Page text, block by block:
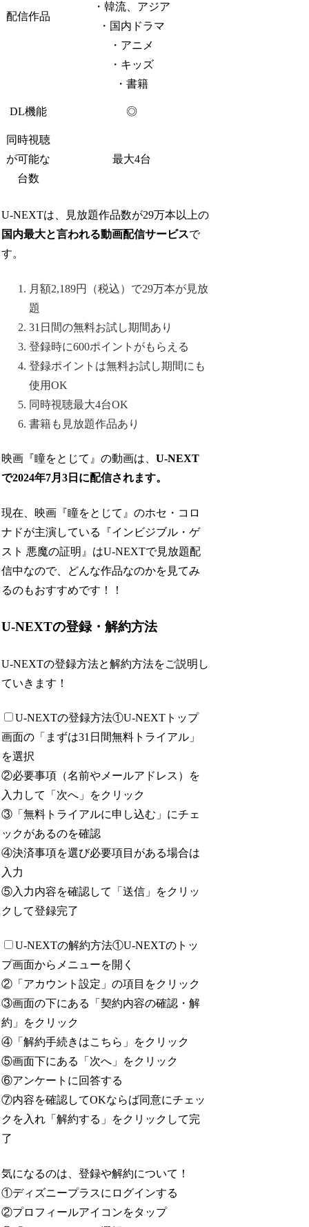
配信作品
・韓流、アジア
・国内ドラマ
・アニメ
・キッズ
・書籍
DL機能 ◎
同時視聴
が可能な
台数
最大4台
U-NEXTは、見放題作品数が29万本以上の
国内最大と言われる動画配信サービスで
す。
月額2,189円（税込）で29万本が見放
題
31日間の無料お試し期間あり
登録時に600ポイントがもらえる
登録ポイントは無料お試し期間にも
使用OK
同時視聴最大4台OK
書籍も見放題作品あり
映画『瞳をとじて』の動画は、U-NEXT
で2024年7月3日に配信されます。
現在、映画『瞳をとじて』のホセ・コロ
ナドが主演している『インビジブル・ゲ
スト 悪魔の証明』はU-NEXTで見放題配
信中なので、どんな作品なのかを見てみ
るのもおすすめです！！
U-NEXTの登録・解約方法
U-NEXTの登録方法と解約方法をご説明し
ていきます！
U-NEXTの登録方法①U-NEXTトップ
画面の「まずは31日間無料トライアル」
を選択
②必要事項（名前やメールアドレス）を
入力して「次へ」をクリック
③「無料トライアルに申し込む」にチェ
ックがあるのを確認
④決済事項を選び必要項目がある場合は
入力
⑤入力内容を確認して「送信」をクリッ
クして登録完了
U-NEXTの解約方法①U-NEXTのトッ
プ画面からメニューを開く
②「アカウント設定」の項目をクリック
③画面の下にある「契約内容の確認・解
約」をクリック
④「解約手続きはこちら」をクリック
⑤画面下にある「次へ」をクリック
⑥アンケートに回答する
⑦内容を確認してOKならば同意にチェッ
クを入れ「解約する」をクリックして完
了
気になるのは、登録や解約について！
①ディズニープラスにログインする
②プロフィールアイコンをタップ